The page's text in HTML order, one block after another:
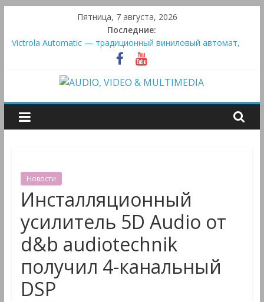
content
Пятница, 7 августа, 2026
Последние:
Victrola Automatic — традиционный виниловый автомат,
Активная система Meridian Ellipse: платформа R2 Electronics
Platform и программное ядро Atlas Ellipse
крикливые и выносливые
Преамп Schiit Saga 2: лестничная громкость, пассивный или
активный класс А
AUDIO,
VIDEO
&
MULTIMEDIA
Аудио,
Видео
Мультимедиа
Новости
Инсталляционный
усилитель 5D Audio от
d&b audiotechnik
получил 4-канальный
DSP